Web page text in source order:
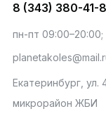
8 (343) 380-41-
пн-пт 09:00–20:00;
Екатеринбург, ул.
микрорайон ЖБИ